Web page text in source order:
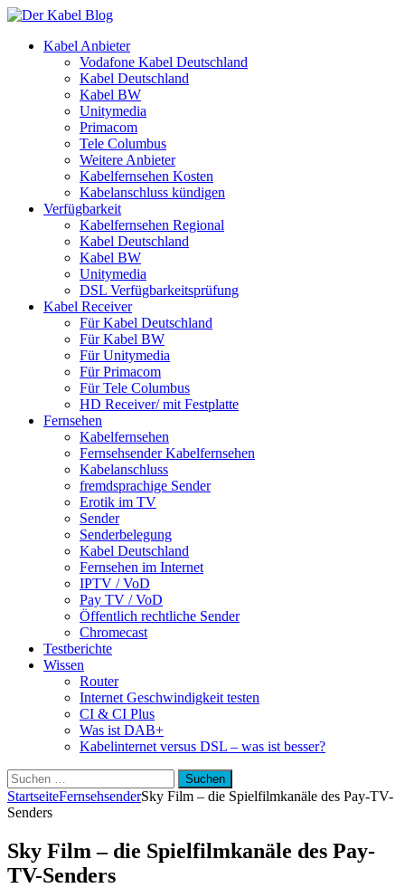
Kabel Anbieter
Vodafone Kabel Deutschland
Kabel Deutschland
Kabel BW
Unitymedia
Primacom
Tele Columbus
Weitere Anbieter
Kabelfernsehen Kosten
Kabelanschluss kündigen
Verfügbarkeit
Kabelfernsehen Regional
Kabel Deutschland
Kabel BW
Unitymedia
DSL Verfügbarkeitsprüfung
Kabel Receiver
Für Kabel Deutschland
Für Kabel BW
Für Unitymedia
Für Primacom
Für Tele Columbus
HD Receiver/ mit Festplatte
Fernsehen
Kabelfernsehen
Fernsehsender Kabelfernsehen
Kabelanschluss
fremdsprachige Sender
Erotik im TV
Sender
Senderbelegung
Kabel Deutschland
Fernsehen im Internet
IPTV / VoD
Pay TV / VoD
Öffentlich rechtliche Sender
Chromecast
Testberichte
Wissen
Router
Internet Geschwindigkeit testen
CI & CI Plus
Was ist DAB+
Kabelinternet versus DSL – was ist besser?
Suchen
nach:
StartseiteFernsehsenderSky Film – die Spielfilmkanäle des Pay-TV-
Senders
Sky Film – die Spielfilmkanäle des Pay-
TV-Senders